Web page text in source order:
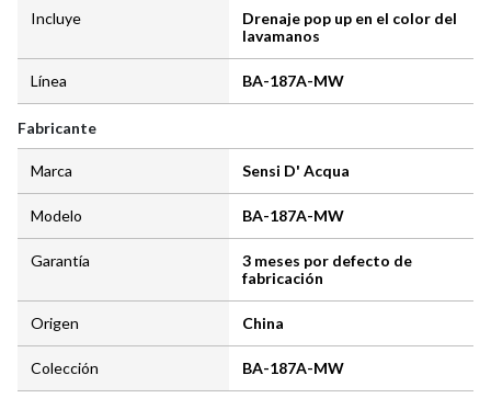
Incluye
Drenaje pop up en el color del
lavamanos
Línea BA-187A-MW
Fabricante
Marca Sensi D' Acqua
Modelo BA-187A-MW
Garantía
3 meses por defecto de
fabricación
Origen China
Colección BA-187A-MW